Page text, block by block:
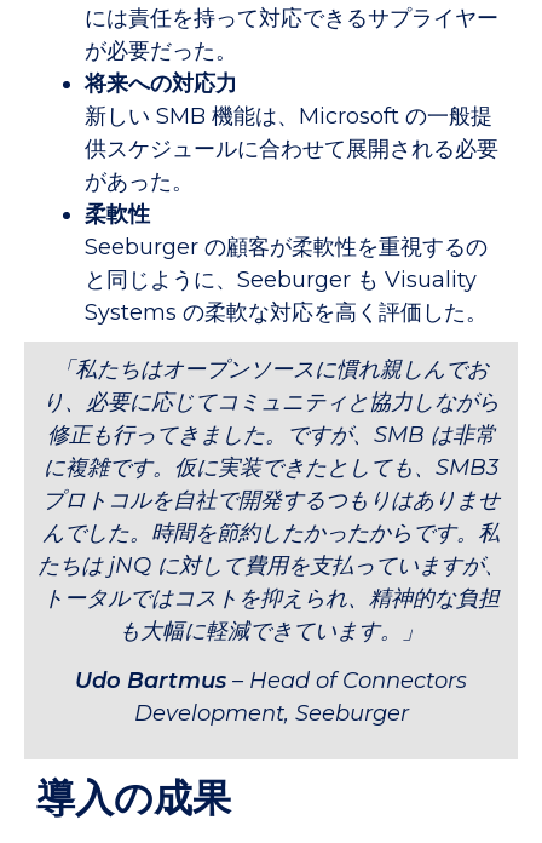
には責任を持って対応できるサプライヤー
が必要だった。
将来への対応力
新しい SMB 機能は、Microsoft の一般提
供スケジュールに合わせて展開される必要
があった。
柔軟性
Seeburger の顧客が柔軟性を重視するの
と同じように、Seeburger も Visuality
Systems の柔軟な対応を高く評価した。
「私たちはオープンソースに慣れ親しんでお
り、必要に応じてコミュニティと協力しながら
修正も行ってきました。ですが、SMB は非常
に複雑です。仮に実装できたとしても、SMB3
プロトコルを自社で開発するつもりはありませ
んでした。時間を節約したかったからです。私
たちは jNQ に対して費用を支払っていますが、
トータルではコストを抑えられ、精神的な負担
も大幅に軽減できています。」
Udo Bartmus – Head of Connectors
Development, Seeburger
導入の成果